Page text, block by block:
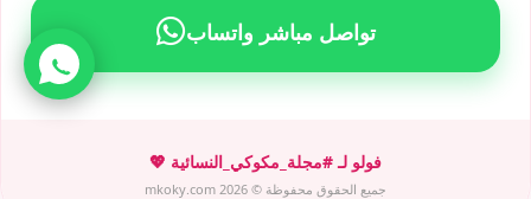
تواصل مباشر واتساب
فولو لـ #مجلة_مكوكي_النسائية 💖
جميع الحقوق محفوظة © mkoky.com 2026